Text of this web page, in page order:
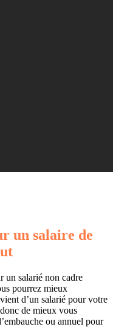
un salaire de
un salarié non cadre
pourrez mieux
d’un salarié pour votre
de mieux vous
ou annuel pour